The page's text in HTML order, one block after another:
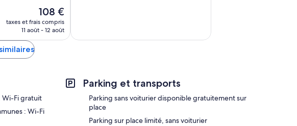
Le
nouveau
prix
108 €
taxes et frais compris
11 août - 12 août
Wi-Fi gratuit
: Wi-Fi
Parking et transports
Parking sans voiturier disponible gratuitement sur
place
Parking sur place limité, sans voiturier